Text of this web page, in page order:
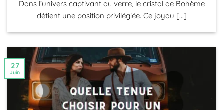
Dans l’univers captivant du verre, le cristal de Bohème
détient une position privilégiée. Ce joyau [...]
27
Juin